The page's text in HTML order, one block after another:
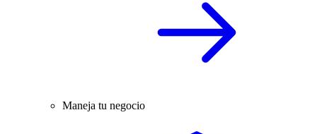
Maneja tu negocio